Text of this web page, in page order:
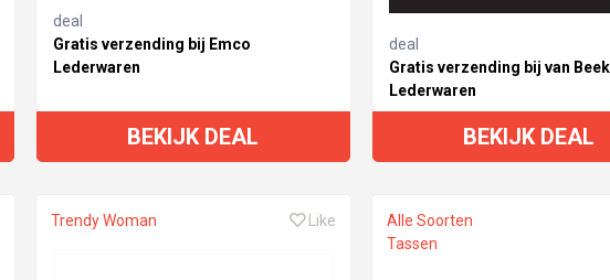
deal
Gratis verzending bij Emco
Lederwaren
BEKIJK DEAL
deal
Gratis verzending bij van Beek
Lederwaren
BEKIJK DEAL
Trendy Woman Like
Alle Soorten
Tassen